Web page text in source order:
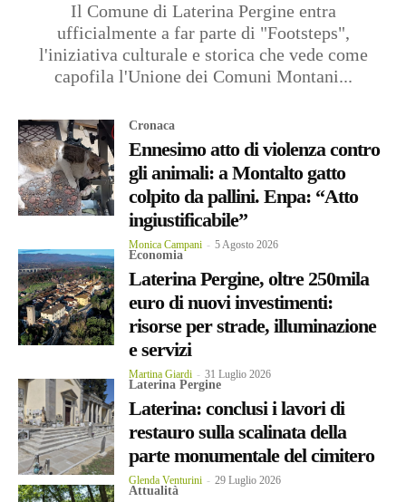
Il Comune di Laterina Pergine entra
ufficialmente a far parte di "Footsteps",
l'iniziativa culturale e storica che vede come
capofila l'Unione dei Comuni Montani...
Cronaca
Ennesimo atto di violenza contro
gli animali: a Montalto gatto
colpito da pallini. Enpa: “Atto
ingiustificabile”
Monica Campani - 5 Agosto 2026
Economia
Laterina Pergine, oltre 250mila
euro di nuovi investimenti:
risorse per strade, illuminazione
e servizi
Martina Giardi - 31 Luglio 2026
Laterina Pergine
Laterina: conclusi i lavori di
restauro sulla scalinata della
parte monumentale del cimitero
Glenda Venturini - 29 Luglio 2026
Attualità